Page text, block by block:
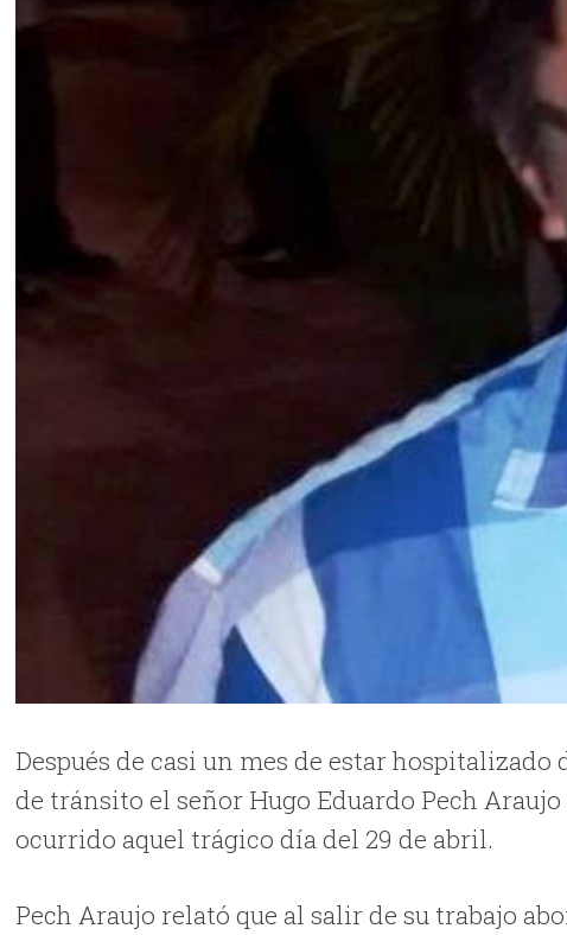
Después de casi un mes de estar
de tránsito el señor Hugo Eduardo Pech
ocurrido aquel trágico día del 29 de abril.
Pech Araujo relató que al salir de su trabajo